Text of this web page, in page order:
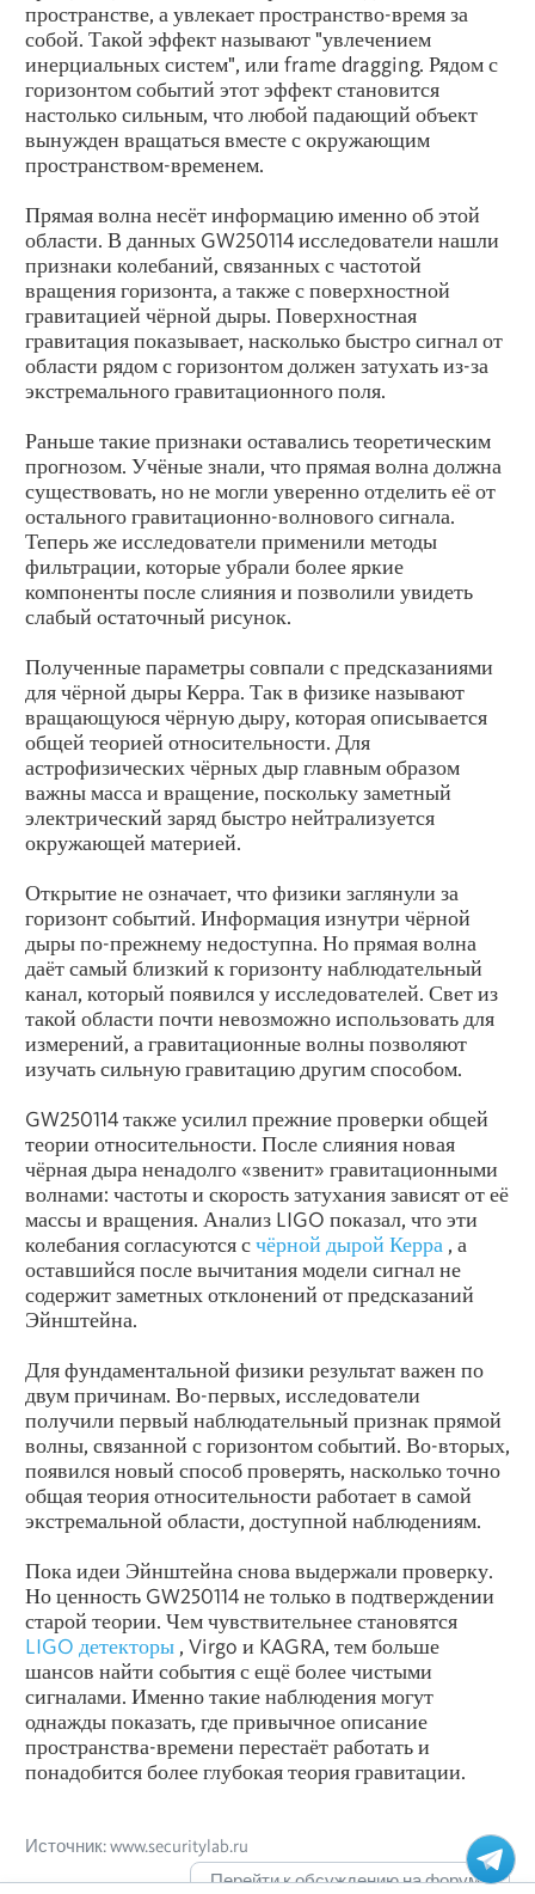
пространстве, а увлекает пространство-время за
собой. Такой эффект называют "увлечением
инерциальных систем", или frame dragging. Рядом с
горизонтом событий этот эффект становится
настолько сильным, что любой падающий объект
вынужден вращаться вместе с окружающим
пространством-временем.
Прямая волна несёт информацию именно об этой
области. В данных GW250114 исследователи нашли
признаки колебаний, связанных с частотой
вращения горизонта, а также с поверхностной
гравитацией чёрной дыры. Поверхностная
гравитация показывает, насколько быстро сигнал от
области рядом с горизонтом должен затухать из-за
экстремального гравитационного поля.
Раньше такие признаки оставались теоретическим
прогнозом. Учёные знали, что прямая волна должна
существовать, но не могли уверенно отделить её от
остального гравитационно-волнового сигнала.
Теперь же исследователи применили методы
фильтрации, которые убрали более яркие
компоненты после слияния и позволили увидеть
слабый остаточный рисунок.
Полученные параметры совпали с предсказаниями
для чёрной дыры Керра. Так в физике называют
вращающуюся чёрную дыру, которая описывается
общей теорией относительности. Для
астрофизических чёрных дыр главным образом
важны масса и вращение, поскольку заметный
электрический заряд быстро нейтрализуется
окружающей материей.
Открытие не означает, что физики заглянули за
горизонт событий. Информация изнутри чёрной
дыры по-прежнему недоступна. Но прямая волна
даёт самый близкий к горизонту наблюдательный
канал, который появился у исследователей. Свет из
такой области почти невозможно использовать для
измерений, а гравитационные волны позволяют
изучать сильную гравитацию другим способом.
GW250114 также усилил прежние проверки общей
теории относительности. После слияния новая
чёрная дыра ненадолго «звенит» гравитационными
волнами: частоты и скорость затухания зависят от её
массы и вращения. Анализ LIGO показал, что эти
колебания согласуются счёрной дырой Керра , а
оставшийся после вычитания модели сигнал не
содержит заметных отклонений от предсказаний
Эйнштейна.
Для фундаментальной физики результат важен по
двум причинам. Во-первых, исследователи
получили первый наблюдательный признак прямой
волны, связанной с горизонтом событий. Во-вторых,
появился новый способ проверять, насколько точно
общая теория относительности работает в самой
экстремальной области, доступной наблюдениям.
Пока идеи Эйнштейна снова выдержали проверку.
Но ценность GW250114 не только в подтверждении
старой теории. Чем чувствительнее становятся
LIGO детекторы , Virgo и KAGRA, тем больше
шансов найти события с ещё более чистыми
сигналами. Именно такие наблюдения могут
однажды показать, где привычное описание
пространства-времени перестаёт работать и
понадобится более глубокая теория гравитации.
Источник: www.securitylab.ru
Перейти к обсуждению на форуме